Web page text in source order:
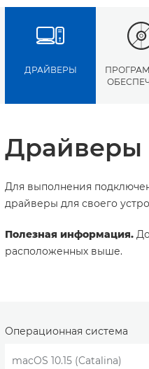
ДРАЙВЕРЫ
Драйверы
Для выполнения
драйверы для своего
Полезная информация.
расположенных выше.
Операционная система